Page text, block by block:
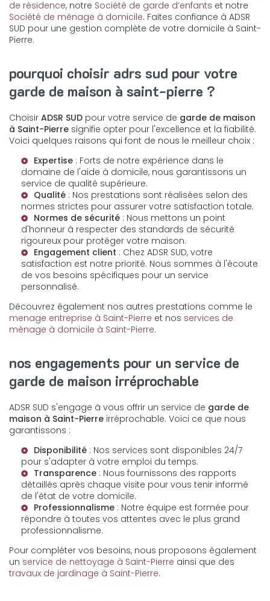
de résidence, notre Société de garde d’enfants et notre
Société de ménage à domicile. Faites confiance à ADSR
SUD pour une gestion complète de votre domicile à Saint-
Pierre.
pourquoi choisir adrs sud pour votre
garde de maison à saint-pierre ?
Choisir ADSR SUD pour votre service de garde de maison
à Saint-Pierre signifie opter pour l'excellence et la fiabilité.
Voici quelques raisons qui font de nous le meilleur choix :
Expertise : Forts de notre expérience dans le
domaine de l'aide à domicile, nous garantissons un
service de qualité supérieure.
Qualité : Nos prestations sont réalisées selon des
normes strictes pour assurer votre satisfaction totale.
Normes de sécurité : Nous mettons un point
d'honneur à respecter des standards de sécurité
rigoureux pour protéger votre maison.
Engagement client : Chez ADSR SUD, votre
satisfaction est notre priorité. Nous sommes à l'écoute
de vos besoins spécifiques pour un service
personnalisé.
Découvrez également nos autres prestations comme le
menage entreprise à Saint-Pierre et nos services de
ménage à domicile à Saint-Pierre.
nos engagements pour un service de
garde de maison irréprochable
ADSR SUD s'engage à vous offrir un service de garde de
maison à Saint-Pierre irréprochable. Voici ce que nous
garantissons :
Disponibilité : Nos services sont disponibles 24/7
pour s'adapter à votre emploi du temps.
Transparence : Nous fournissons des rapports
détaillés après chaque visite pour vous tenir informé
de l'état de votre domicile.
Professionnalisme : Notre équipe est formée pour
répondre à toutes vos attentes avec le plus grand
professionnalisme.
Pour compléter vos besoins, nous proposons également
un service de nettoyage à Saint-Pierre ainsi que des
travaux de jardinage à Saint-Pierre.